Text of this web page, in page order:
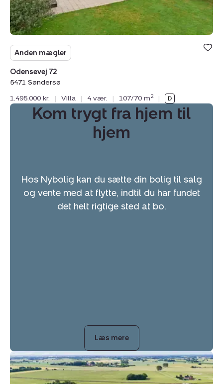
Anden mægler
Odensevej 72
5471 Søndersø
1.495.000 kr.
| Villa | 4 vær. | 107/70 m2 |
Kom trygt fra hjem til
hjem
Hos Nybolig kan du sætte din bolig til salg
og vente med at flytte, indtil du har fundet
det helt rigtige sted at bo.
Læs mere
Villa:
Jullerupvej
35,